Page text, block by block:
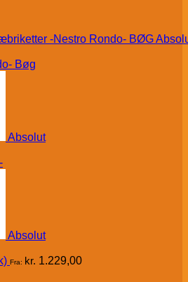
Bøg
Absolut
Absolut
Fra: kr. 1.229,00